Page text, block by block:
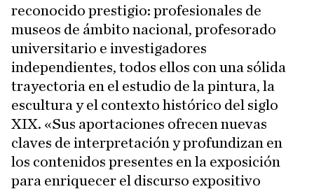
reconocido prestigio: profesionales de
museos de ámbito nacional, profesorado
universitario e investigadores
independientes, todos ellos con una sólida
trayectoria en el estudio de la pintura, la
escultura y el contexto histórico del siglo
XIX. «Sus aportaciones ofrecen nuevas
claves de interpretación y profundizan en
los contenidos presentes en la exposición
para enriquecer el discurso expositivo